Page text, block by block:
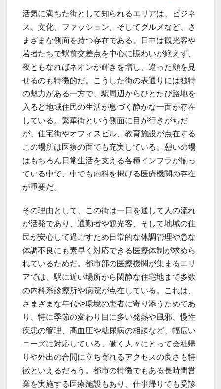
活気に満ちた街として知られるエリアは、ビジネ
ス、文化、ファッション、そしてグルメなど、さ
まざまな側面を持つ存在である。
日中は観光客や
若者たちで駅前交差点を中心に賑わいが絶えず、
夜ともなればネオンが輝きを増し、違った顔を見
せるのも特徴的だ。こうした街の表通りには独特
の魅力がある一方で、駅周辺からひとたび路地を
入ると地域住民の生活が息づく静かな一面が存在
している。繁華街という側面に目が行きがちだ
が、住宅街やオフィスビル、教育施設が点在する
この場所は医療の面でも充実している。憩いの場
はもちろん日常生活を支える各種インフラが揃っ
ている中で、中でも内科を掲げる医療機関の存在
が重要だ。
その理由として、この街は一日を通して人の流れ
が活発であり、通勤者や観光客、そして地域の住
民が安心して過ごすため日常的な体調管理や急な
体調不良にも素早く対応できる医療体制が求めら
れているためだ。都市部の医療機関が集まるエリ
アでは、駅に近い場所から閑静な住宅地まで多数
の内科系診療所や病院が点在している。これは、
さまざまな年代や環境の患者に寄り添うためであ
り、特に季節の変わり目に多い発熱や風邪、慢性
疾患の管理、高血圧や糖尿病の相談など、幅広い
ニーズに対応している。働く人々にとって会社帰
りや外出の合間に立ち寄れるアクセスの良さも特
徴といえるだろう。都市の特徴でもある長時間営
業を実施する医療施設もあり、仕事帰りでも受診